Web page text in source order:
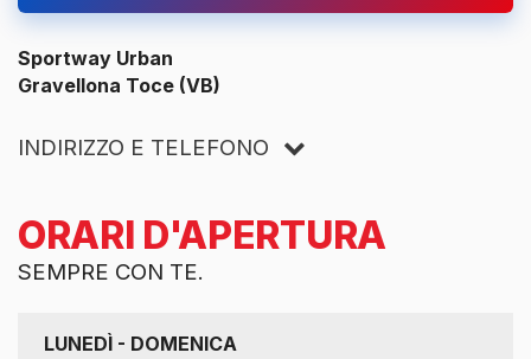
Sportway Urban
Gravellona Toce (VB)
INDIRIZZO E TELEFONO
ORARI D'APERTURA
SEMPRE CON TE.
LUNEDÌ - DOMENICA